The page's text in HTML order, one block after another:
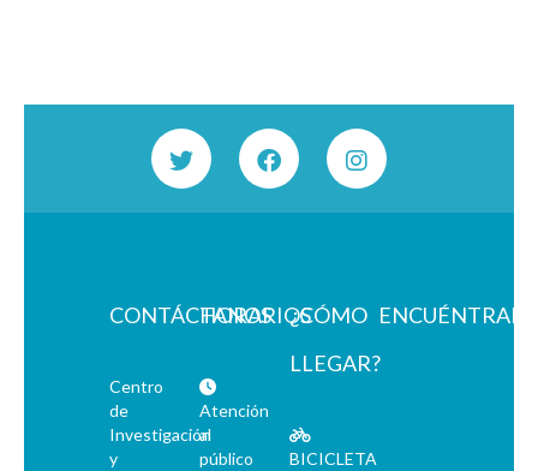
CONTÁCTANOS
Centro
de
Investigación
y
HORARIOS
Atención
al
público
¿CÓMO
LLEGAR?
BICICLETA